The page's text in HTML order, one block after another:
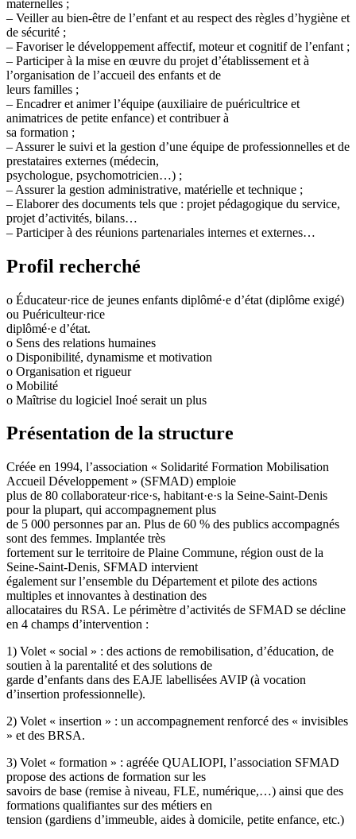
maternelles ;
– Veiller au bien-être de l’enfant et au respect des règles d’hygiène et
de sécurité ;
– Favoriser le développement affectif, moteur et cognitif de l’enfant ;
– Participer à la mise en œuvre du projet d’établissement et à
l’organisation de l’accueil des enfants et de
leurs familles ;
– Encadrer et animer l’équipe (auxiliaire de puéricultrice et
animatrices de petite enfance) et contribuer à
sa formation ;
– Assurer le suivi et la gestion d’une équipe de professionnelles et de
prestataires externes (médecin,
psychologue, psychomotricien…) ;
– Assurer la gestion administrative, matérielle et technique ;
– Elaborer des documents tels que : projet pédagogique du service,
projet d’activités, bilans…
– Participer à des réunions partenariales internes et externes…
Profil recherché
o Éducateur·rice de jeunes enfants diplômé·e d’état (diplôme exigé)
ou Puériculteur·rice
diplômé·e d’état.
o Sens des relations humaines
o Disponibilité, dynamisme et motivation
o Organisation et rigueur
o Mobilité
o Maîtrise du logiciel Inoé serait un plus
Présentation de la structure
Créée en 1994, l’association « Solidarité Formation Mobilisation
Accueil Développement » (SFMAD) emploie
plus de 80 collaborateur·rice·s, habitant·e·s la Seine-Saint-Denis
pour la plupart, qui accompagnement plus
de 5 000 personnes par an. Plus de 60 % des publics accompagnés
sont des femmes. Implantée très
fortement sur le territoire de Plaine Commune, région oust de la
Seine-Saint-Denis, SFMAD intervient
également sur l’ensemble du Département et pilote des actions
multiples et innovantes à destination des
allocataires du RSA. Le périmètre d’activités de SFMAD se décline
en 4 champs d’intervention :
1) Volet « social » : des actions de remobilisation, d’éducation, de
soutien à la parentalité et des solutions de
garde d’enfants dans des EAJE labellisées AVIP (à vocation
d’insertion professionnelle).
2) Volet « insertion » : un accompagnement renforcé des « invisibles
» et des BRSA.
3) Volet « formation » : agréée QUALIOPI, l’association SFMAD
propose des actions de formation sur les
savoirs de base (remise à niveau, FLE, numérique,…) ainsi que des
formations qualifiantes sur des métiers en
tension (gardiens d’immeuble, aides à domicile, petite enfance, etc.)